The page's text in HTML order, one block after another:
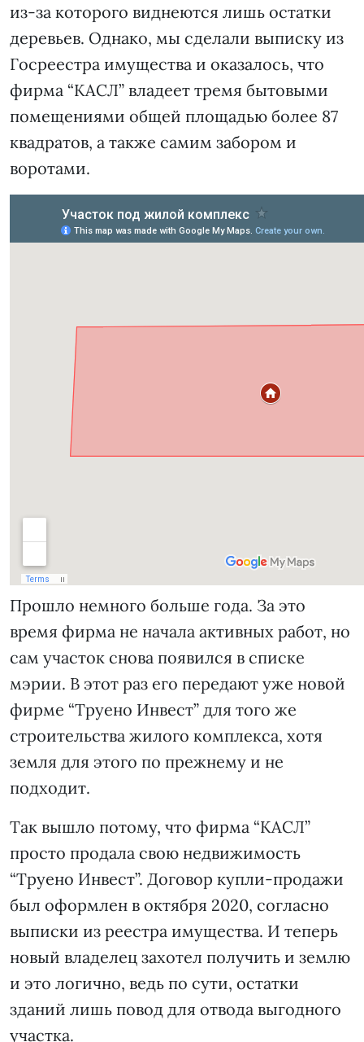
из-за которого виднеются лишь остатки
деревьев. Однако, мы сделали выписку из
Госреестра имущества и оказалось, что
фирма “КАСЛ” владеет тремя бытовыми
помещениями общей площадью более 87
квадратов, а также самим забором и
воротами.
Прошло немного больше года. За это
время фирма не начала активных работ, но
сам участок снова появился в списке
мэрии. В этот раз его передают уже новой
фирме “Труено Инвест” для того же
строительства жилого комплекса, хотя
земля для этого по прежнему и не
подходит.
Так вышло потому, что фирма “КАСЛ”
просто продала свою недвижимость
“Труено Инвест”. Договор купли-продажи
был оформлен в октября 2020, согласно
выписки из реестра имущества. И теперь
новый владелец захотел получить и землю
и это логично, ведь по сути, остатки
зданий лишь повод для отвода выгодного
участка.